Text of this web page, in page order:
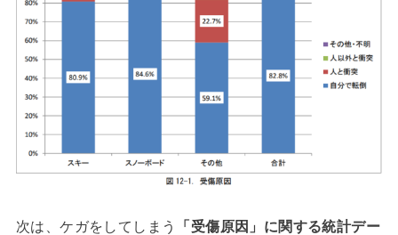
次は、ケガをしてしまう
「受傷原因」に関する統計デー